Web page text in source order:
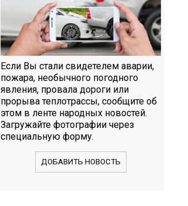
Если Вы стали свидетелем аварии,
пожара, необычного погодного
явления, провала дороги или
прорыва теплотрассы, сообщите об
этом в ленте народных новостей.
Загружайте фотографии через
специальную форму.
ДОБАВИТЬ НОВОСТЬ